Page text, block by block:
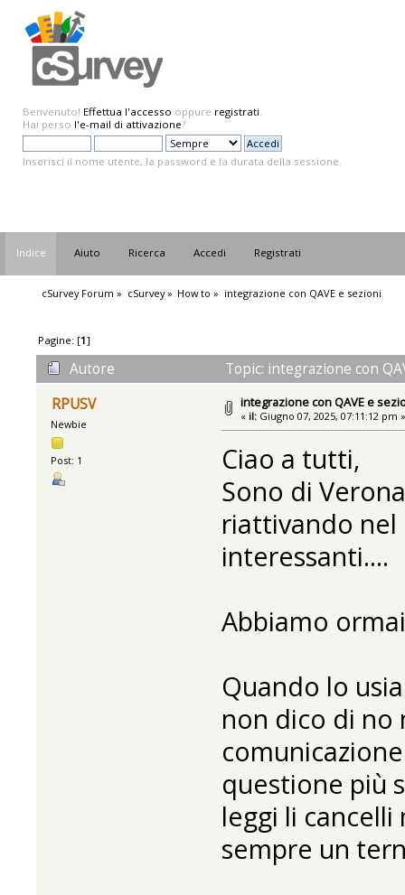
Benvenuto! Effettua l'accesso oppure registrati.
Hai perso l'e-mail di attivazione?
Inserisci il nome utente, la password e la durata della sessione.
Indice Aiuto Ricerca Accedi Registrati
cSurvey Forum » cSurvey» How to » integrazione con QAVE e sezioni
Pagine: [1]
Autore
Topic: integrazione con
RPUSV
Newbie
Post: 1
integrazione con QAVE e
« il: Giugno 07, 2025, 07:11:12 pm
Ciao a tutti,
Sono di
riattivando nel
interessanti....
Abbiamo
Quando lo
non dico di no
questione più
leggi li
sempre un